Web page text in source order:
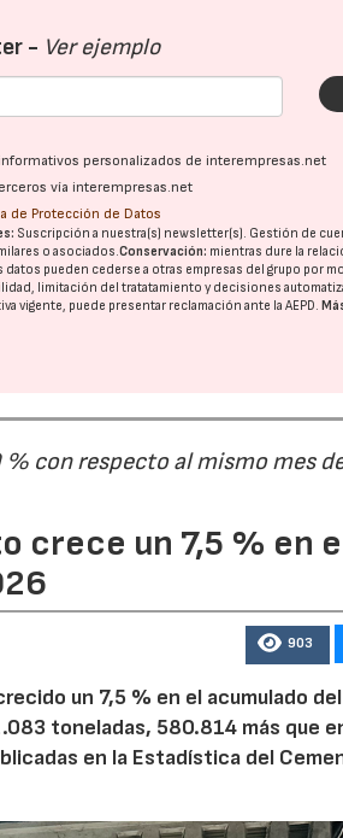
- Ver ejemplo
personalizados de interempresas.net
vía interempresas.net
de Protección de Datos
Suscripción a nuestra(s) newsletter(s). Gestión de
o asociados.Conservación: mientras dure la
datos pueden cederse a otras empresas del grupo por
limitación del tratatamiento y decisiones
vigente, puede presentar reclamación ante laAEPD.
con respecto al mismo mes
crece un 7,5 % en
903
un 7,5 % en el acumulado
toneladas, 580.814 más que
en la Estadística del